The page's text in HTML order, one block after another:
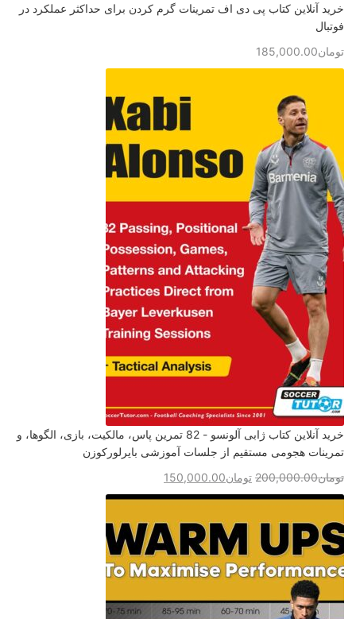
خرید آنلاین کتاب پی دی اف تمرینات گرم کردن برای حداکثر عملکرد در
فوتبال
تومان185,000.00
خرید آنلاین کتاب ژابی آلونسو - 82 تمرین پاس، مالکیت، بازی، الگوها، و
تمرینات هجومی مستقیم از جلسات آموزشی بایرلورکوزن
تومان200,000.00 تومان150,000.00